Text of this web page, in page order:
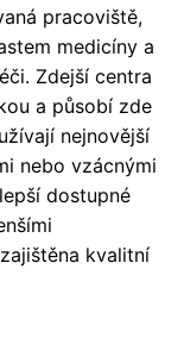
pracoviště,
medicíny a
Zdejší centra
a působí zde
nejnovější
nebo vzácnými
dostupné
kvalitní